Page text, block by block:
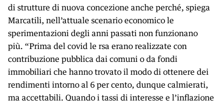
di strutture di nuova concezione anche perché, spiega
Marcatili, nell’attuale scenario economico le
sperimentazioni degli anni passati non funzionano
più. “Prima del covid le rsa erano realizzate con
contribuzione pubblica dai comuni o da fondi
immobiliari che hanno trovato il modo di ottenere dei
rendimenti intorno al 6 per cento, dunque calmierati,
ma accettabili. Quando i tassi di interesse e l’inflazione